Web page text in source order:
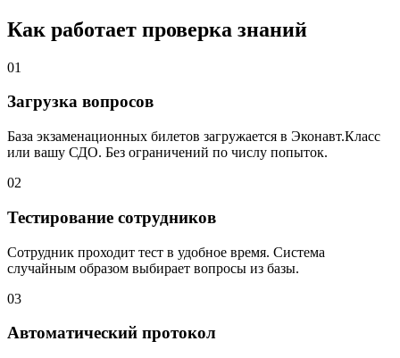
Как работает проверка знаний
01
Загрузка вопросов
База экзаменационных билетов загружается в Эконавт.Класс
или вашу СДО. Без ограничений по числу попыток.
02
Тестирование сотрудников
Сотрудник проходит тест в удобное время. Система
случайным образом выбирает вопросы из базы.
03
Автоматический протокол